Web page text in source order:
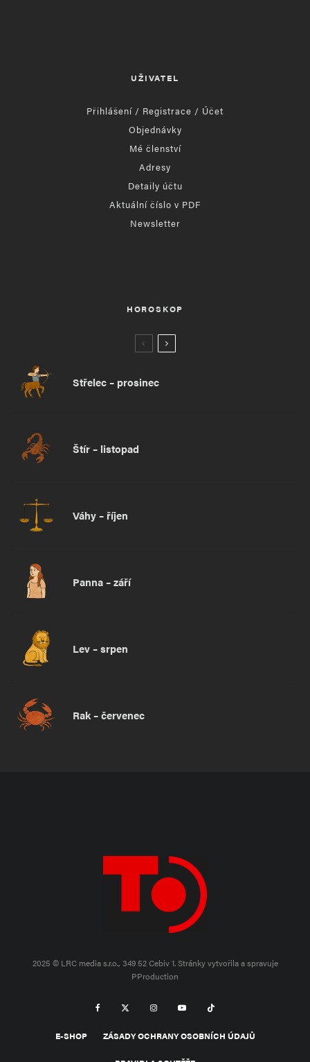
UŽIVATEL
Přihlášení / Registrace / Účet
Objednávky
Mé členství
Adresy
Detaily účtu
Aktuální číslo v PDF
Newsletter
HOROSKOP
Střelec – prosinec
Štír – listopad
Váhy – říjen
Panna – září
Lev – srpen
Rak – červenec
2025 © LRC media s.r.o., 349 52 Cebiv 1.Stránky vytvořila a spravuje
PProduction
E-SHOP ZÁSADY OCHRANY OSOBNÍCH ÚDAJŮ